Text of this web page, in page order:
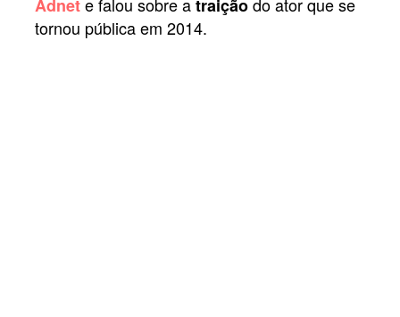
Adnete falou sobre atraiçãodo ator que se
tornou pública em 2014.